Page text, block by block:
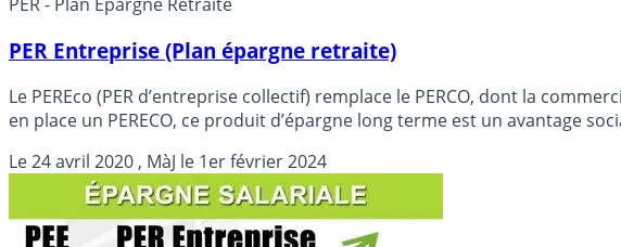
PER - Plan Épargne Retraite
PER Entreprise (Plan épargne retraite)
Le PEREco (PER d’entreprise collectif) remplace le PERCO, dont la
en place un PERECO, ce produit d’épargne long terme est un avantage
Le24 avril 2020 , MàJ le 1er février 2024